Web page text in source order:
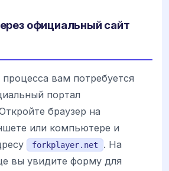
официальный сайт
вам потребуется
портал
браузер на
или компьютере и
forkplayer.net
. На
вы увидите форму для